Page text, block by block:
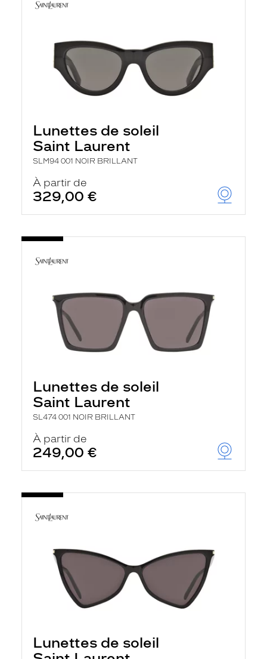
Lunettes de soleil
Saint Laurent
SLM94 001 NOIR BRILLANT
À partir de
329,00 €
Lunettes de soleil
Saint Laurent
SL474 001 NOIR BRILLANT
À partir de
249,00 €
Lunettes de soleil